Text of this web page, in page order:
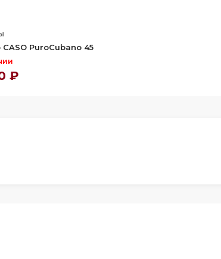
PuroCubano 45
₽